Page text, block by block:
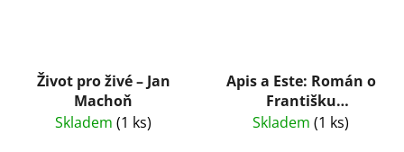
Život pro živé – Jan
Machoň
Skladem (1 ks)
Apis a Este: Román o
Františku
Ferdinandovi - Bruno
Skladem (1 ks)